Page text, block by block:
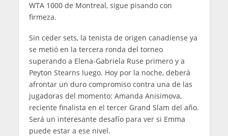
WTA 1000 de Montreal, sigue pisando con
firmeza.
Sin ceder sets, la tenista de origen canadiense ya
se metió en la tercera ronda del torneo
superando a Elena-Gabriela Ruse primero y a
Peyton Stearns luego. Hoy por la noche, deberá
afrontar un duro compromiso contra una de las
jugadoras del momento: Amanda Anisimova,
reciente finalista en el tercer Grand Slam del año.
Será un interesante desafío para ver si Emma
puede estar a ese nivel.